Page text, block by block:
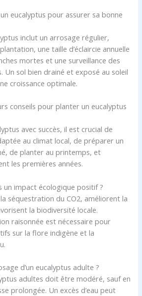
eucalyptus pour assurer sa bonne
inclut un arrosage régulier,
une taille d’éclaircie annuelle
mortes et une surveillance des
Un sol bien drainé et exposé au soleil
croissance optimale.
conseils pour planter un eucalyptus
avec succès, il est crucial de
au climat local, de préparer un
de planter au printemps, et
les premières années.
un impact écologique positif ?
séquestration du CO2, améliorent la
la biodiversité locale.
raisonnée est nécessaire pour
sur la flore indigène et la
d’un eucalyptus adulte ?
adultes doit être modéré, sauf en
prolongée. Un excès d’eau peut